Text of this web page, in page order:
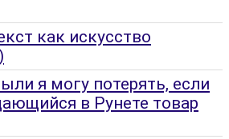
как искусство
я могу потерять, если
в Рунете товар